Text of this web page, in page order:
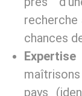
recherche
chances
pays